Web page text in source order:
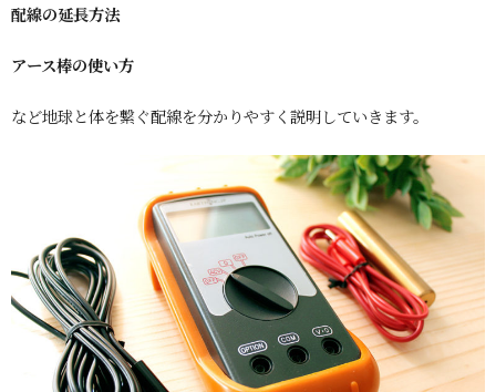
配線の延長方法
アース棒の使い方
など地球と体を繋ぐ配線を分かりやすく説明していきます。